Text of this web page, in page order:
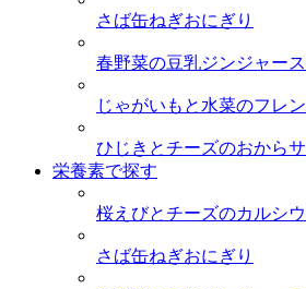
さば缶ねぎおにぎり
春野菜の豆乳ジンジャー
じゃがいもと水菜のフレ
ひじきとチーズのおから
栄養素で探す
桜えびとチーズのカルシ
さば缶ねぎおにぎり